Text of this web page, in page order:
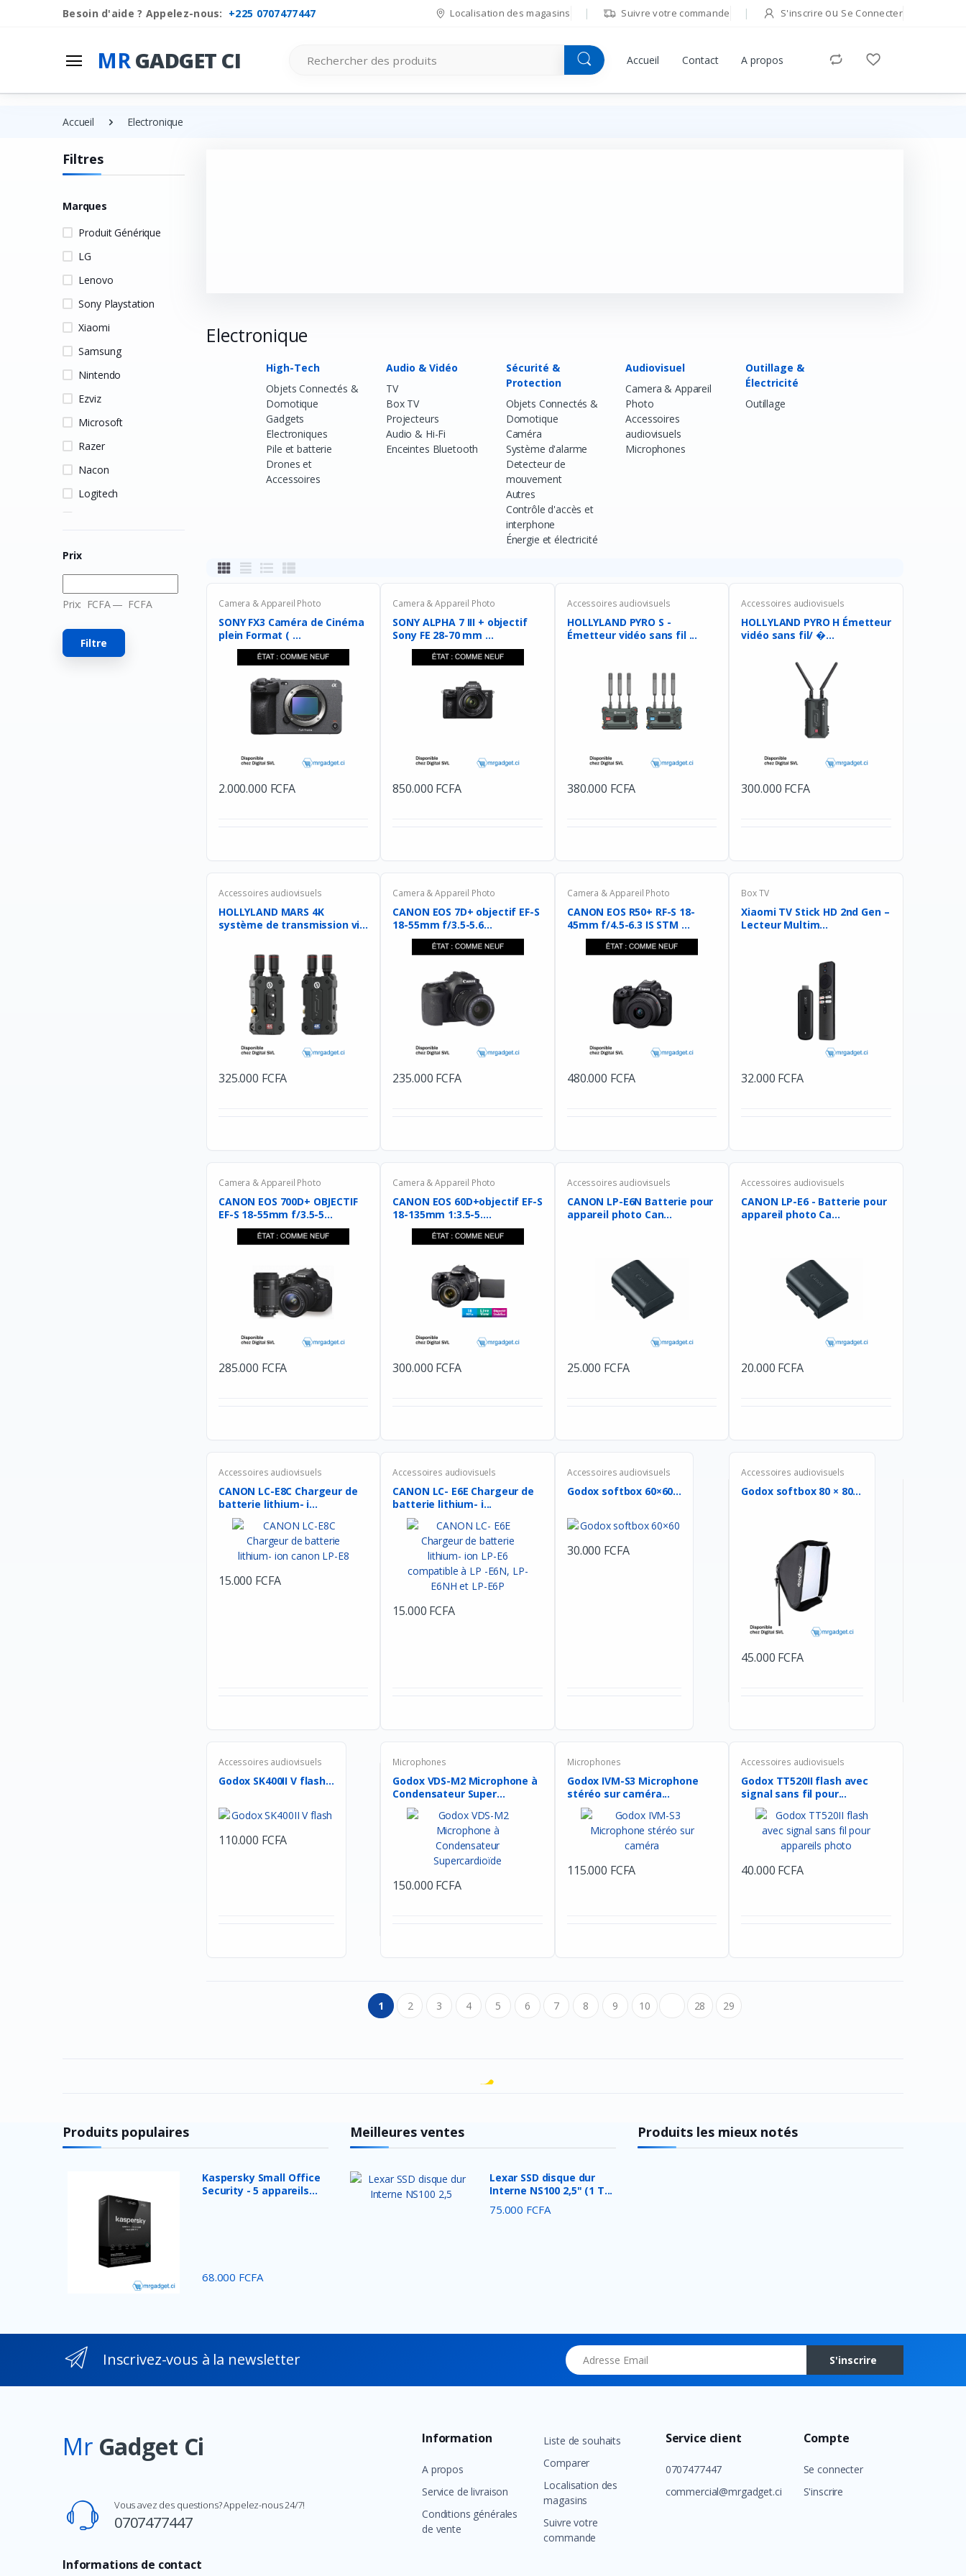
Besoin d'aide ? Appelez-nous: +225 0707477447 Localisation des magasins Suivre votre commande S'inscrire ou Se Connecter
MRGADGET CI
Gadget Ci
Les Categories
Liste de souhaits
Se connecter
Accueil Contact A propos
Accueil Electronique
Filtres
Marques
Produit Générique
LG
Lenovo
Sony Playstation
Xiaomi
Samsung
Nintendo
Ezviz
Microsoft
Razer
Nacon
Logitech
LDNIO
SanDisk
Turtle Beach
Parrot
xp-pen
Banana
Cougar
CASIO
CANON
HUION
Viper
PICO
JESLED
Wipkviey
Prix
Prix: FCFA— FCFA
Filtre
Electronique
High-Tech
Objets Connectés &
Domotique
Gadgets
Electroniques
Pile et batterie
Drones et
Accessoires
Audio & Vidéo
TV
Box TV
Projecteurs
Audio & Hi-Fi
Enceintes Bluetooth
Sécurité &
Protection
Objets Connectés &
Domotique
Caméra
Système d'alarme
Detecteur de
mouvement
Autres
Contrôle d'accès et
interphone
Énergie et électricité
Audiovisuel
Camera & Appareil
Photo
Accessoires
audiovisuels
Microphones
Outillage &
Électricité
Outillage
Camera & Appareil Photo
SONY FX3 Caméra de Cinéma
plein Format ( ...
2.000.000 FCFA
Camera & Appareil Photo
SONY ALPHA 7 III + objectif
Sony FE 28-70 mm ...
850.000 FCFA
Accessoires audiovisuels
HOLLYLAND PYRO S -
Émetteur vidéo sans fil ...
380.000 FCFA
Accessoires audiovisuels
HOLLYLAND PYRO H Émetteur
vidéo sans fil/ �...
300.000 FCFA
Accessoires audiovisuels
HOLLYLAND MARS 4K
système de transmission vi...
325.000 FCFA
Camera & Appareil Photo
CANON EOS 7D+ objectif EF-S
18-55mm f/3.5-5.6...
235.000 FCFA
Camera & Appareil Photo
CANON EOS R50+ RF-S 18-
45mm f/4.5-6.3 IS STM ...
480.000 FCFA
Box TV
Xiaomi TV Stick HD 2nd Gen –
Lecteur Multim...
32.000 FCFA
Camera & Appareil Photo
CANON EOS 700D+ OBJECTIF
EF-S 18-55mm f/3.5-5...
285.000 FCFA
Camera & Appareil Photo
CANON EOS 60D+objectif EF-S
18-135mm 1:3.5-5....
300.000 FCFA
Accessoires audiovisuels
CANON LP-E6N Batterie pour
appareil photo Can...
25.000 FCFA
Accessoires audiovisuels
CANON LP-E6 - Batterie pour
appareil photo Ca...
20.000 FCFA
Accessoires audiovisuels
CANON LC-E8C Chargeur de
batterie lithium- i...
15.000 FCFA
Accessoires audiovisuels
CANON LC- E6E Chargeur de
batterie lithium- i...
15.000 FCFA
Accessoires audiovisuels
Godox softbox 60×60...
30.000 FCFA
Accessoires audiovisuels
Godox softbox 80 × 80...
45.000 FCFA
Accessoires audiovisuels
Godox SK400II V flash...
110.000 FCFA
Microphones
Godox VDS-M2 Microphone à
Condensateur Super...
150.000 FCFA
Microphones
Godox IVM-S3 Microphone
stéréo sur caméra...
115.000 FCFA
Accessoires audiovisuels
Godox TT520II flash avec
signal sans fil pour...
40.000 FCFA
1 2 3 4 5 6 7 8 9 10 28 29
Produits populaires
Kaspersky Small Office
Security - 5 appareils...
68.000 FCFA
Meilleures ventes
Lexar SSD disque dur
Interne NS100 2,5" (1 T...
75.000 FCFA
Produits les mieux notés
Inscrivez-vous à la newsletter Adresse Email
S'inscrire
Mr Gadget Ci
Vous avez des questions? Appelez-nous 24/7!
0707477447
Informations de contact
Information
A propos
Service de livraison
Conditions générales
de vente
Liste de souhaits
Comparer
Localisation des
magasins
Suivre votre
commande
Service client
0707477447
commercial@mrgadget.ci
Compte
Se connecter
S'inscrire
Bonjour!